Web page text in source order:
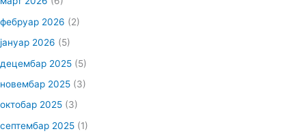
фебруар 2026 (2)
јануар 2026 (5)
децембар 2025 (5)
новембар 2025 (3)
октобар 2025 (3)
септембар 2025 (1)